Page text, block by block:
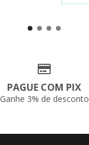
PAGUE COM PIX
Ganhe 3% de desconto